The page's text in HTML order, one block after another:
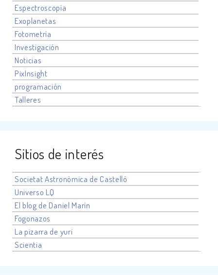
Espectroscopía
Exoplanetas
Fotometría
Investigación
Noticias
PixInsight
programación
Talleres
Sitios de interés
Societat Astronòmica de Castelló
Universo LQ
El blog de Daniel Marín
Fogonazos
La pizarra de yuri
Scientia